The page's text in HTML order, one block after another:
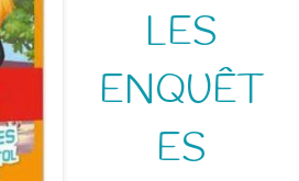
LES
ENQUÊT
ES